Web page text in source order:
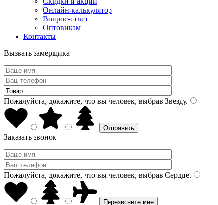
Онлайн-калькулятор
Вопрос-ответ
Оптовикам
Контакты
Вызвать замерщика
Пожалуйста, докажите, что вы человек, выбрав Звезду.
Заказать звонок
Пожалуйста, докажите, что вы человек, выбрав Сердце.